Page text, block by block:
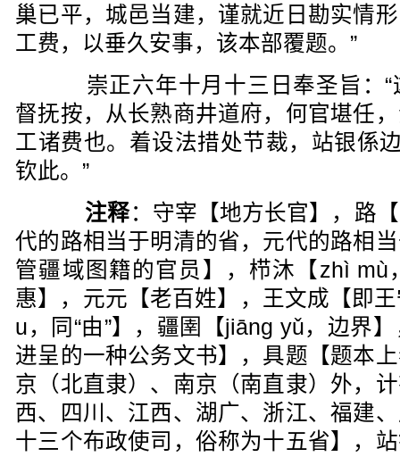
巢已平，城邑当建，谨就近日勘实情
工费，以垂久安事，该本部覆题。”
崇正六年十月十三日奉圣旨：“
督抚按，从长熟商井道府，何官堪任
工诸费也。着设法措处节裁，站银係
钦此。”
注释：守宰【地方长官】，路
代的路相当于明清的省，元代的路相
管疆域图籍的官员】，栉沐【zhì mù
惠】，元元【老百姓】，王文成【即
u，同“由”】，疆圉【jiāng yǔ，边界
进呈的一种公务文书】，具题【题本
京（北直隶）、南京（南直隶）外，
西、四川、江西、湖广、浙江、福建
十三个布政使司，俗称为十五省】，